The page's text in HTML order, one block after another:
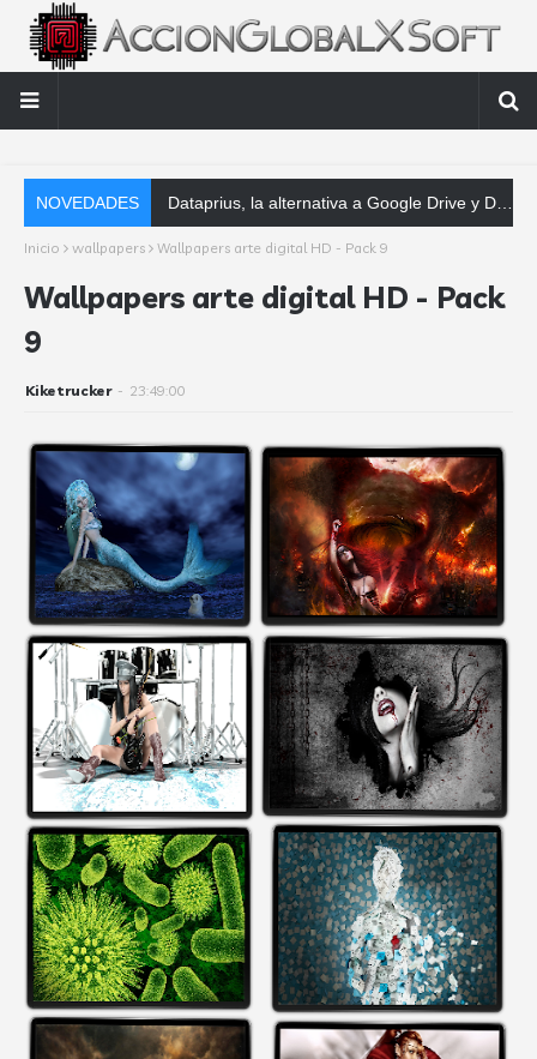
NOVEDADES Dataprius, la alternativa a Google Drive y Dropbox que las empresas deberían conocer
Inicio wallpapers Wallpapers arte digital HD - Pack 9
Wallpapers arte digital HD - Pack
9
Kiketrucker - 23:49:00